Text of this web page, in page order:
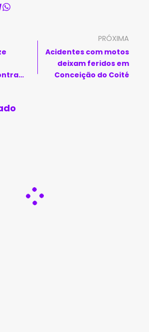
PRÓXIMA
Acidentes com motos
deixam feridos em
Conceição do Coité